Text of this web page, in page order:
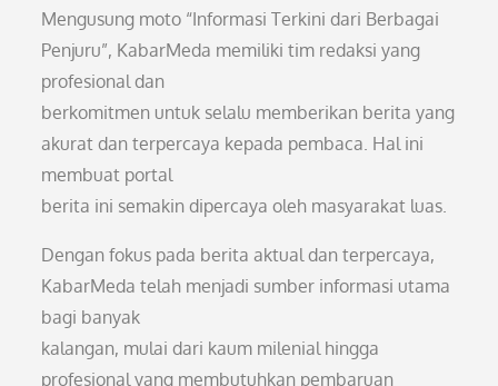
Mengusung moto “Informasi Terkini dari Berbagai
Penjuru”, KabarMeda memiliki tim redaksi yang
profesional dan
berkomitmen untuk selalu memberikan berita yang
akurat dan terpercaya kepada pembaca. Hal ini
membuat portal
berita ini semakin dipercaya oleh masyarakat luas.
Dengan fokus pada berita aktual dan terpercaya,
KabarMeda telah menjadi sumber informasi utama
bagi banyak
kalangan, mulai dari kaum milenial hingga
profesional yang membutuhkan pembaruan